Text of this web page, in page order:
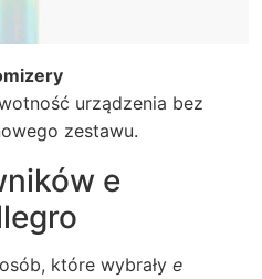
urządzenia bez
zestawu.
e
które wybrały e